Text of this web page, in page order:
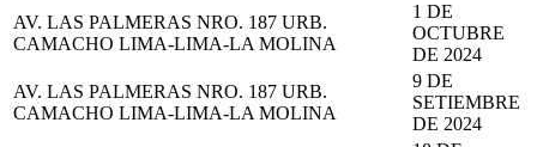
AV. LAS PALMERAS NRO. 187 URB.
CAMACHO LIMA-LIMA-LA MOLINA
1 DE
OCTUBRE
DE 2024
AV. LAS PALMERAS NRO. 187 URB.
CAMACHO LIMA-LIMA-LA MOLINA
9 DE
SETIEMBRE
DE 2024